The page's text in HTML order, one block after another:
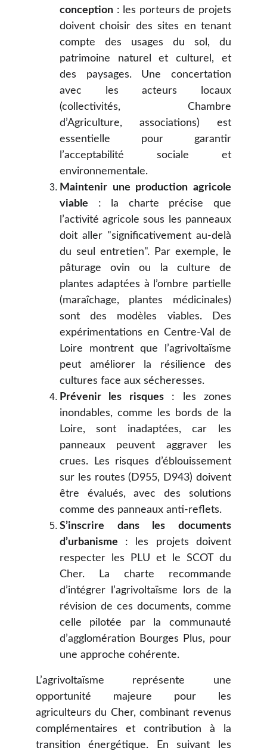
conception : les porteurs de projets
doivent choisir des sites en tenant
compte des usages du sol, du
patrimoine naturel et culturel, et
des paysages. Une concertation
avec les acteurs locaux
(collectivités, Chambre
d’Agriculture, associations) est
essentielle pour garantir
l’acceptabilité sociale et
environnementale.
Maintenir une production agricole
viable : la charte précise que
l’activité agricole sous les panneaux
doit aller "significativement au-delà
du seul entretien". Par exemple, le
pâturage ovin ou la culture de
plantes adaptées à l’ombre partielle
(maraîchage, plantes médicinales)
sont des modèles viables. Des
expérimentations en Centre-Val de
Loire montrent que l’agrivoltaïsme
peut améliorer la résilience des
cultures face aux sécheresses.
Prévenir les risques: les zones
inondables, comme les bords de la
Loire, sont inadaptées, car les
panneaux peuvent aggraver les
crues. Les risques d’éblouissement
sur les routes (D955, D943) doivent
être évalués, avec des solutions
comme des panneaux anti-reflets.
S’inscrire dans les documents
d’urbanisme : les projets doivent
respecter les PLU et le SCOT du
Cher. La charte recommande
d’intégrer l’agrivoltaïsme lors de la
révision de ces documents, comme
celle pilotée par la communauté
d’agglomération Bourges Plus, pour
une approche cohérente.
L’agrivoltaïsme représente une
opportunité majeure pour les
agriculteurs du Cher, combinant revenus
complémentaires et contribution à la
transition énergétique. En suivant les